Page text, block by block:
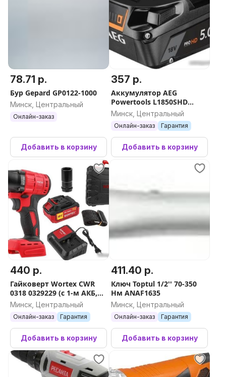
78.71 р.
Бур Gepard GP0122-1000
Минск, Центральный
Онлайн-заказ
Добавить в корзину
357 р.
Аккумулятор AEG
Powertools L1850SHD
4935478860 (18В/5 Ah)
Минск, Центральный
Онлайн-заказ Гарантия
Добавить в корзину
440 р.
Гайковерт Wortex CWR
0318 0329229 (с 1-м АКБ,
кейс, оснастка)
Минск, Центральный
Онлайн-заказ Гарантия
Добавить в корзину
411.40 р.
Ключ Toptul 1/2'' 70-350
Нм ANAF1635
Минск, Центральный
Онлайн-заказ Гарантия
Добавить в корзину